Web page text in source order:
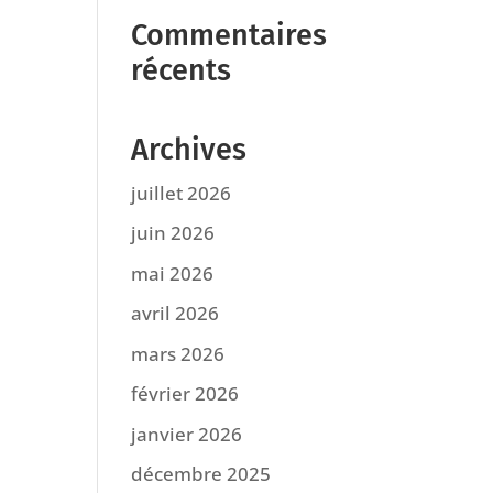
Commentaires
récents
Archives
juillet 2026
juin 2026
mai 2026
avril 2026
mars 2026
février 2026
janvier 2026
décembre 2025